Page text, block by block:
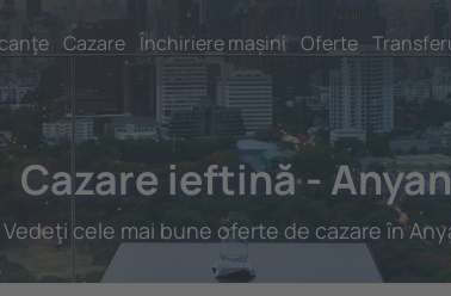
Cazare Închiriere mașini Oferte
Cazare ieftină -
Vedeţi cele mai bune oferte de cazare în